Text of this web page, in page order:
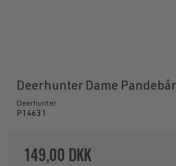
Deerhunter Dame
Deerhunter
P14631
149,00 DKK